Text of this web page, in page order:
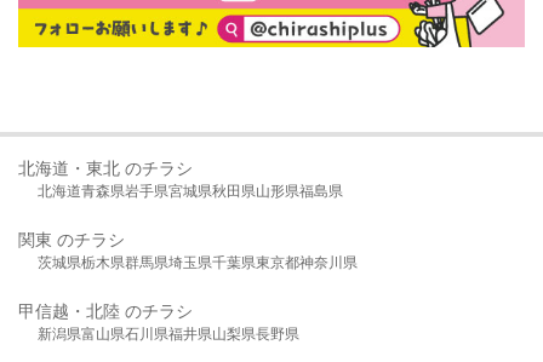
北海道・東北 のチラシ
北海道青森県岩手県宮城県秋田県山形県福島県
関東 のチラシ
茨城県栃木県群馬県埼玉県千葉県東京都神奈川県
甲信越・北陸 のチラシ
新潟県富山県石川県福井県山梨県長野県